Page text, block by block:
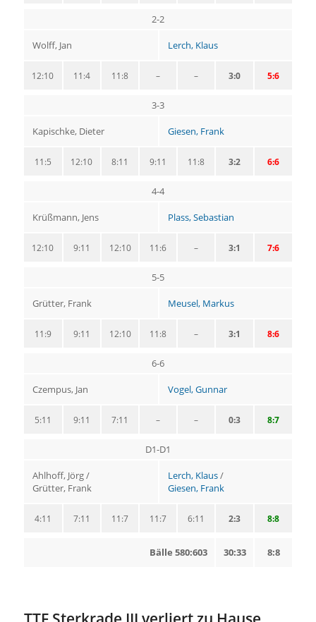
2-2
Wolff, Jan Lerch, Klaus
5:6
3:0
–
–
11:8
11:4
12:10
3-3
Kapischke, Dieter Giesen, Frank
6:6
3:2
11:8
9:11
8:11
12:10
11:5
4-4
Krüßmann, Jens Plass, Sebastian
7:6
3:1
–
11:6
12:10
9:11
12:10
5-5
Grütter, Frank Meusel, Markus
8:6
3:1
–
11:8
12:10
9:11
11:9
6-6
Czempus, Jan Vogel, Gunnar
8:7
0:3
–
–
7:11
9:11
5:11
D1-D1
Ahlhoff, Jörg /
Grütter, Frank
Lerch, Klaus/
Giesen, Frank
8:8
2:3
6:11
11:7
11:7
7:11
4:11
8:8
30:33
Bälle 580:603